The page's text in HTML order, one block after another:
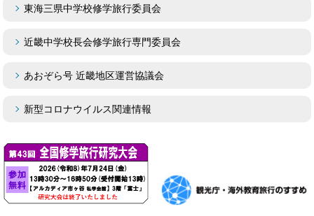
東海三県中学校修学旅行委員会
近畿中学校長会修学旅行専門委員会
あおぞら号 近畿地区運営協議会
新型コロナウイルス関連情報